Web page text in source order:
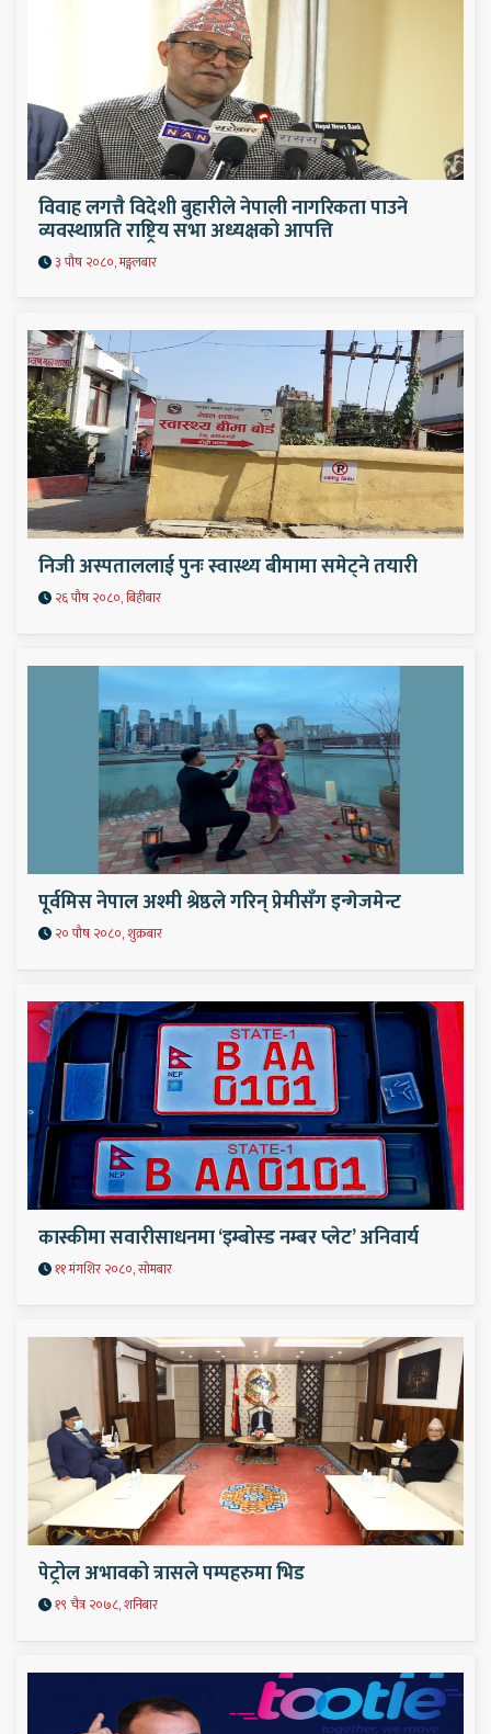
विवाह लगत्तै विदेशी बुहारीले नेपाली नागरिकता पाउने
व्यवस्थाप्रति राष्ट्रिय सभा अध्यक्षको आपत्ति
३ पौष २०८०, मङ्गलबार
निजी अस्पताललाई पुनः स्वास्थ्य बीमामा समेट्ने तयारी
२६ पौष २०८०, बिहीबार
पूर्वमिस नेपाल अश्मी श्रेष्ठले गरिन् प्रेमीसँग इन्गेजमेन्ट
२० पौष २०८०, शुक्रबार
कास्कीमा सवारीसाधनमा ‘इम्बोस्ड नम्बर प्लेट’ अनिवार्य
११ मंगशिर २०८०, सोमबार
पेट्रोल अभावको त्रासले पम्पहरुमा भिड
१९ चैत्र २०७८, शनिबार